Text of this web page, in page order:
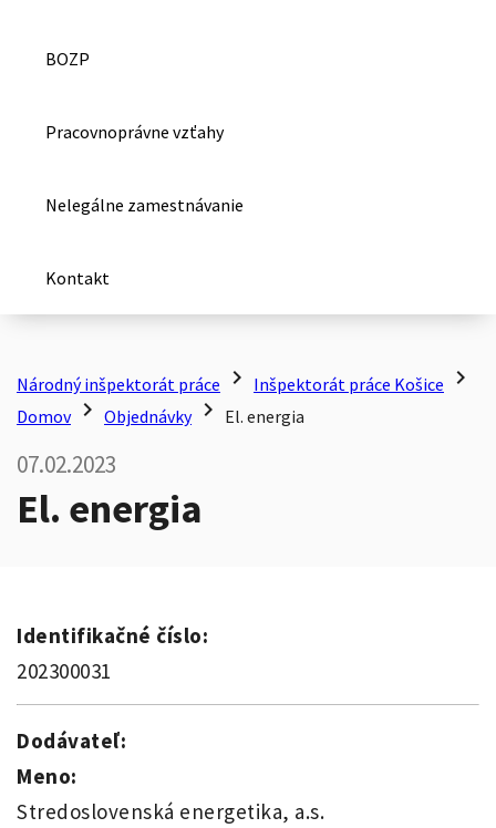
BOZP
Pracovnoprávne vzťahy
Nelegálne zamestnávanie
Kontakt
Národný inšpektorát práce chevron_right Inšpektorát práce Košice chevron_right
Domov chevron_right Objednávky chevron_right El. energia
07.02.2023
El. energia
Identifikačné číslo:
202300031
Dodávateľ:
Meno:
Stredoslovenská energetika, a.s.